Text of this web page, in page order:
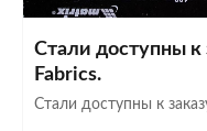
Стали доступны к
Fabrics.
Стали доступны к